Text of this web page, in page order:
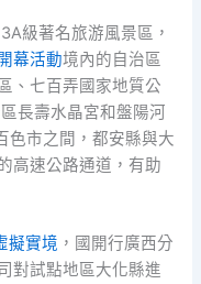
級著名旅游風景區，
開幕活動境內的自治區
、七百弄國家地質公
長壽水晶宮和盤陽河
色市之間，都安縣與大
高速公路通道，有助
擬實境 ，國開行廣西分
對試點地區大化縣進